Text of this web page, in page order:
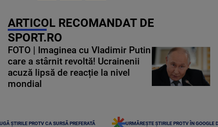
ARTICOL RECOMANDAT DE
SPORT.RO
FOTO | Imaginea cu Vladimir Putin
care a stârnit revoltă! Ucrainenii
acuză lipsă de reacție la nivel
mondial
ȘTIRILE PROTV CA SURSĂ PREFERATĂ URMĂREȘTE ȘTIRILE PROTV ÎN GOOGLE